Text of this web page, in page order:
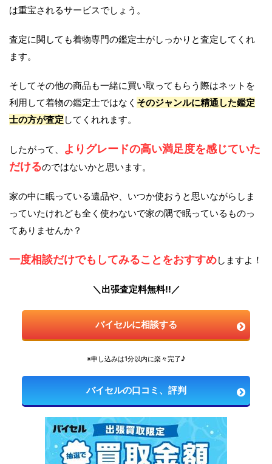
は重宝されるサービスでしょう。
査定に関しても着物専門の鑑定士がしっかりと査定してくれ
ます。
そしてその他の商品も一緒に買い取ってもらう際はネットを
利用して着物の鑑定士ではなく そのジャンルに精通した鑑定
士の方が査定 してくれれます。
したがって、
よりグレードの高い満足度を感じていた
だけるのではないかと思います。
家の中に眠っている遺品や、いつか使おうと思いながらしま
っていたけれども全く使わないで家の隅で眠っているものっ
てありませんか？
一度相談だけでもしてみることをおすすめしますよ！
＼出張査定料無料!!／
バイセルに相談する
※申し込みは1分以内に楽々完了♪
バイセルの口コミ、評判